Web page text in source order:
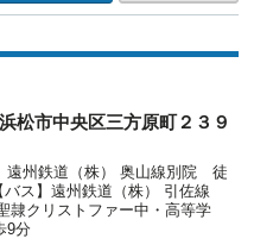
松市中央区三方原町２３９
遠州鉄道（株） 奥山線別院 徒
バス】遠州鉄道（株） 引佐線
隷クリストファー中・高等学
9分